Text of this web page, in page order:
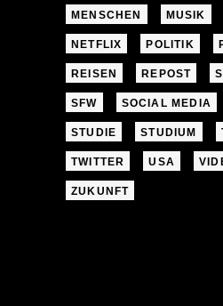
MENSCHEN MUSIK
NETFLIX POLITIK
REISEN REPOST
SFW SOCIAL MEDIA
STUDIE STUDIUM
TWITTER USA
ZUKUNFT